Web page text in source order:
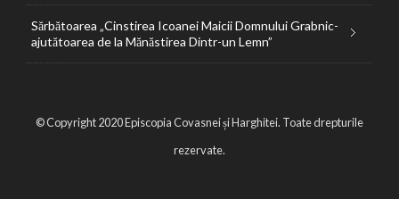
Sărbătoarea „Cinstirea Icoanei Maicii Domnului Grabnic-
ajutătoarea de la Mănăstirea Dintr-un Lemn”
© Copyright 2020 Episcopia Covasnei și Harghitei. Toate drepturile
rezervate.